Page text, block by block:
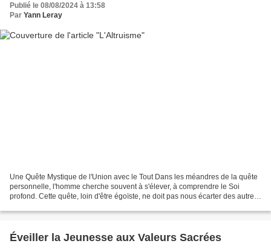
Publié le 08/08/2024 à 13:58
Par Yann Leray
Une Quête Mystique de l'Union avec le Tout Dans les méandres de la quête
personnelle, l'homme cherche souvent à s'élever, à comprendre le Soi
profond. Cette quête, loin d'être égoïste, ne doit pas nous écarter des autres
Éveiller la Jeunesse aux Valeurs Sacrées